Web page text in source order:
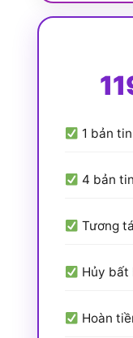
1 bản
4 bản
Tương
Hủy bất
Hoàn